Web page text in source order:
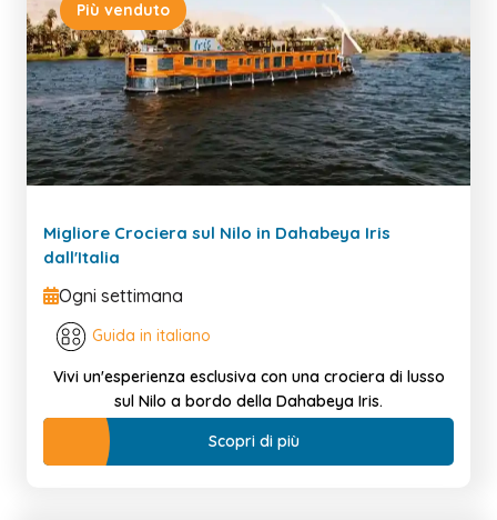
Più venduto
Migliore Crociera sul Nilo in Dahabeya Iris
dall'Italia
Ogni settimana
Guida in italiano
Vivi un'esperienza esclusiva con una crociera di lusso
sul Nilo a bordo della Dahabeya Iris.
Scopri di più